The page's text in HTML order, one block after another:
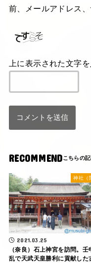
前、メールアドレス、
上に表示された文字
RECOMMEND
神社（
2021.03.25
（奈良）石上神宮を訪問。壬
乱で天武天皇勝利に貢献した